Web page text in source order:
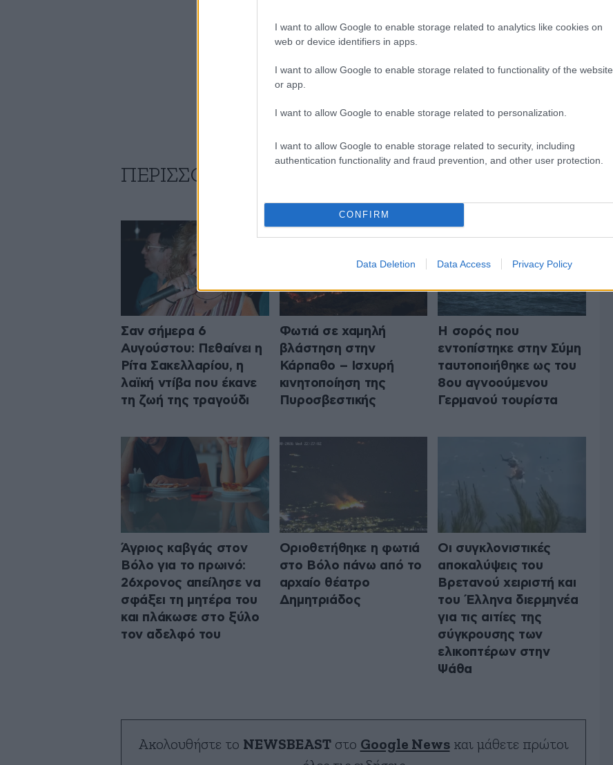
I want to allow Google to enable storage related to analytics like cookies on
web or device identifiers in apps.
I want to allow Google to enable storage related to functionality of the website
or app.
I want to allow Google to enable storage related to personalization.
I want to allow Google to enable storage related to security, including
authentication functionality and fraud prevention, and other user protection.
CONFIRM
Data Deletion Data Access Privacy Policy
ΠΕΡΙΣΣΟΤΕΡΑ ΑΠΟ ΤΗΝ ΕΛΛΑΔΑ
Σαν σήμερα 6
Αυγούστου: Πεθαίνει η
Ρίτα Σακελλαρίου, η
λαϊκή ντίβα που έκανε
τη ζωή της τραγούδι
Φωτιά σε χαμηλή
βλάστηση στην
Κάρπαθο – Ισχυρή
κινητοποίηση της
Πυροσβεστικής
Η σορός που
εντοπίστηκε στην Σύμη
ταυτοποιήθηκε ως του
8ου αγνοούμενου
Γερμανού τουρίστα
Άγριος καβγάς στον
Βόλο για το πρωινό:
26χρονος απείλησε να
σφάξει τη μητέρα του
και πλάκωσε στο ξύλο
τον αδελφό του
Οριοθετήθηκε η φωτιά
στο Βόλο πάνω από το
αρχαίο θέατρο
Δημητριάδος
Οι συγκλονιστικές
αποκαλύψεις του
Βρετανού χειριστή και
του Έλληνα διερμηνέα
για τις αιτίες της
σύγκρουσης των
ελικοπτέρων στην
Ψάθα
Ακολουθήστε το NEWSBEASTστο Google Newsκαι μάθετε πρώτοι